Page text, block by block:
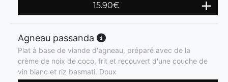
15.90€
Agneau passanda
Plat à base de viande d'agneau, préparé avec de la
crème de noix de coco, frit et recouvert d'une couche de
vin blanc et riz basmati. Doux